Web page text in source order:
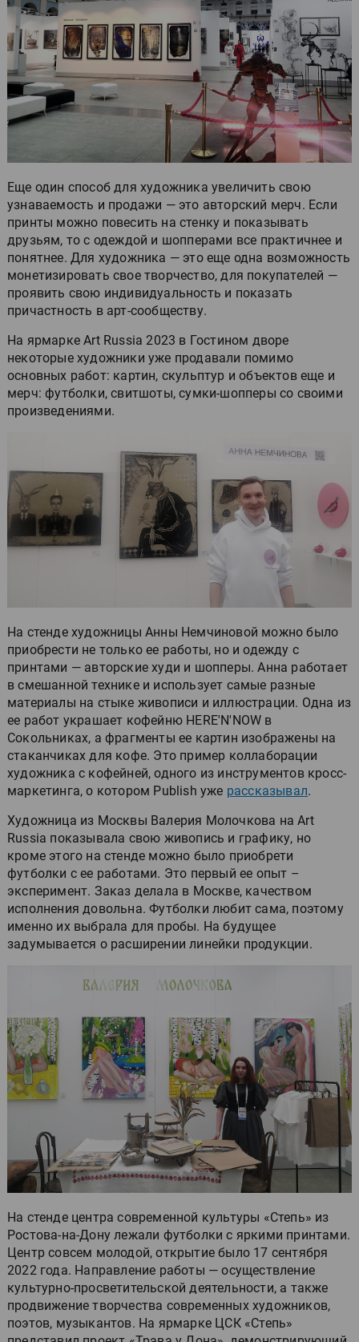
Еще один способ для художника увеличить свою
узнаваемость и продажи — это авторский мерч. Если
принты можно повесить на стенку и показывать
друзьям, то с одеждой и шопперами все практичнее и
понятнее. Для художника — это еще одна возможность
монетизировать свое творчество, для покупателей —
проявить свою индивидуальность и показать
причастность в арт-сообществу.
На ярмарке Art Russia 2023 в Гостином дворе
некоторые художники уже продавали помимо
основных работ: картин, скульптур и объектов еще и
мерч: футболки, свитшоты, сумки-шопперы со своими
произведениями.
На стенде художницы Анны Немчиновой можно было
приобрести не только ее работы, но и одежду с
принтами — авторские худи и шопперы. Анна работает
в смешанной технике и использует самые разные
материалы на стыке живописи и иллюстрации. Одна из
ее работ украшает кофейню HERE'N'NOW в
Сокольниках, а фрагменты ее картин изображены на
стаканчиках для кофе. Это пример коллаборации
художника с кофейней, одного из инструментов кросс-
маркетинга, о котором Publish уже рассказывал.
Художница из Москвы Валерия Молочкова на Art
Russia показывала свою живопись и графику, но
кроме этого на стенде можно было приобрети
футболки с ее работами. Это первый ее опыт –
эксперимент. Заказ делала в Москве, качеством
исполнения довольна. Футболки любит сама, поэтому
именно их выбрала для пробы. На будущее
задумывается о расширении линейки продукции.
На стенде центра современной культуры «Степь» из
Ростова-на-Дону лежали футболки с яркими принтами.
Центр совсем молодой, открытие было 17 сентября
2022 года. Направление работы — осуществление
культурно-просветительской деятельности, а также
продвижение творчества современных художников,
поэтов, музыкантов. На ярмарке ЦСК «Степь»